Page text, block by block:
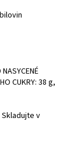
CUKRY: 38 g,
v